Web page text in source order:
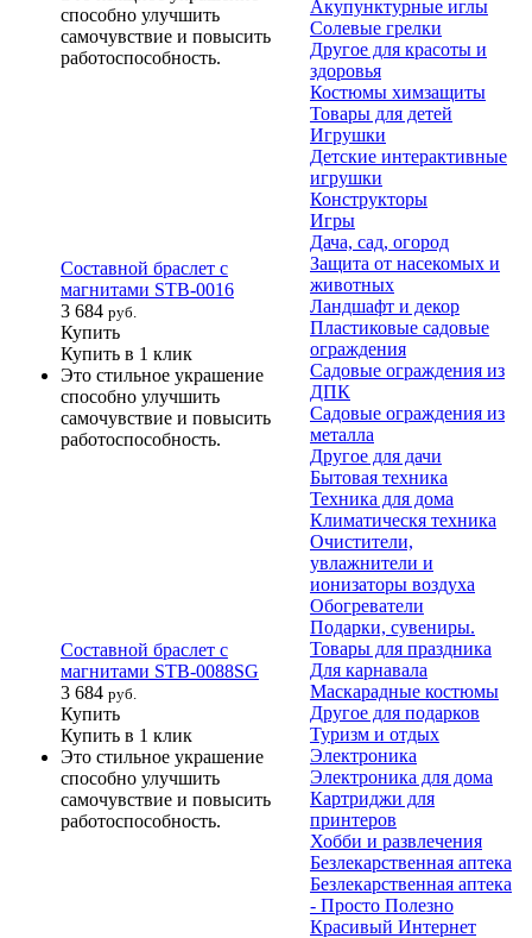
способно улучшить
самочувствие и повысить
работоспособность.
Составной браслет с
магнитами STB-0016
3 684 руб.
Купить
Купить в 1 клик
Это стильное украшение
способно улучшить
самочувствие и повысить
работоспособность.
Составной браслет с
магнитами STB-0088SG
3 684 руб.
Купить
Купить в 1 клик
Это стильное украшение
способно улучшить
самочувствие и повысить
работоспособность.
Акупунктурные иглы
Солевые грелки
Другое для красоты и
здоровья
Костюмы химзащиты
Товары для детей
Игрушки
Детские интерактивные
игрушки
Конструкторы
Игры
Дача, сад, огород
Защита от насекомых и
животных
Ландшафт и декор
Пластиковые садовые
ограждения
Садовые ограждения из
ДПК
Садовые ограждения из
металла
Другое для дачи
Бытовая техника
Техника для дома
Климатическя техника
Очистители,
увлажнители и
ионизаторы воздуха
Обогреватели
Подарки, сувениры.
Товары для праздника
Для карнавала
Маскарадные костюмы
Другое для подарков
Туризм и отдых
Электроника
Электроника для дома
Картриджи для
принтеров
Хобби и развлечения
Безлекарственная аптека
Безлекарственная аптека
- Просто Полезно
Красивый Интернет